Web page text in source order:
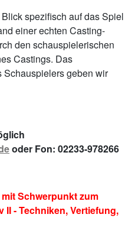
spezifisch auf das Spiel
einer echten Casting-
den schauspielerischen
Castings. Das
geben wir
oder Fon: 02233-978266
Schwerpunkt zum
- Techniken, Vertiefung,